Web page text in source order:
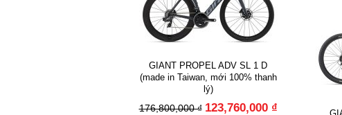
GIANT PROPEL ADV SL 1 D
(made in Taiwan, mới 100% thanh
lý)
176,800,000 ₫ 123,760,000 ₫